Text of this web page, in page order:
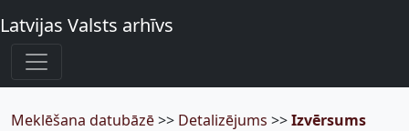
Latvijas Valsts arhīvs
Meklēšana datubāzē>> Detalizējums >>Izvērsums